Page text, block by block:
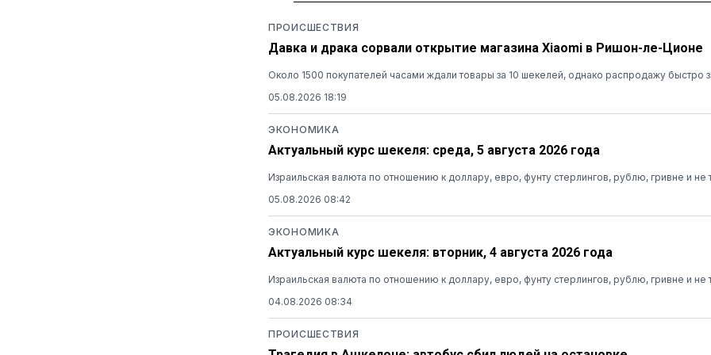
ПРОИСШЕСТВИЯ
Давка и драка сорвали открытие магазина Xiaomi в Ришон-ле-Ционе
Около 1500 покупателей часами ждали товары за 10 шекелей, однако распродажу быстро
05.08.2026 18:19
ЭКОНОМИКА
Актуальный курс шекеля: среда, 5 августа 2026 года
Израильская валюта по отношению к доллару, евро, фунту стерлингов, рублю, гривне и не
05.08.2026 08:42
ЭКОНОМИКА
Актуальный курс шекеля: вторник, 4 августа 2026 года
Израильская валюта по отношению к доллару, евро, фунту стерлингов, рублю, гривне и не
04.08.2026 08:34
ПРОИСШЕСТВИЯ